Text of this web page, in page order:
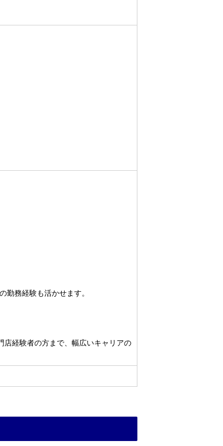
務経験も活かせます。
店経験者の方まで、幅広いキャリアの